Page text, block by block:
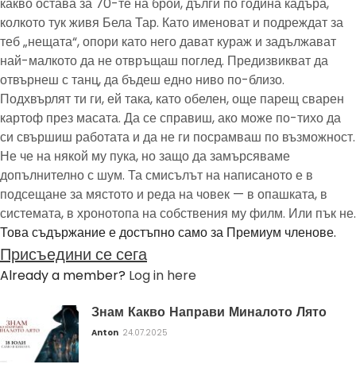
колкото тук живя Бела Тар. Като именоват и подреждат за
теб „нещата“, опори като него дават кураж и задължават
най-малкото да не отвръщаш поглед. Предизвикват да
отвърнеш с танц, да бъдеш едно ниво по-близо.
Подхвърлят ти ги, ей така, като обелен, още парещ сварен
картоф през масата. Да се справиш, ако може по-тихо да
си свършиш работата и да не ги посрамваш по възможност.
Не че на някой му пука, но защо да замърсяваме
допълнително с шум. Та смисълът на написаното е в
подсещане за мястото и реда на човек — в опашката, в
системата, в хронотопа на собствения му филм. Или пък не.
Това съдържание е достъпно само за Премиум членове.
Присъедини се сега
Already a member? Log in here
Знам Какво Направи Миналото Лято
Anton 24.07.2025